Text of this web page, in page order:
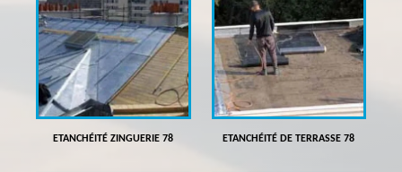
ETANCHÉITÉ ZINGUERIE 78 ETANCHÉITÉ DE TERRASSE 78